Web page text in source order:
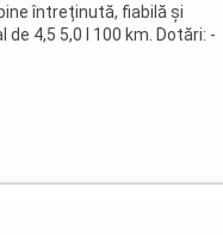
întreținută, fiabilă și
4,5 5,0 l 100 km. Dotări: -